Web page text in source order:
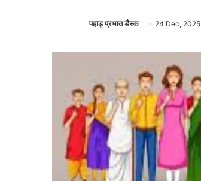
पहाड़ प्रभात डैस्क 24 Dec, 2025